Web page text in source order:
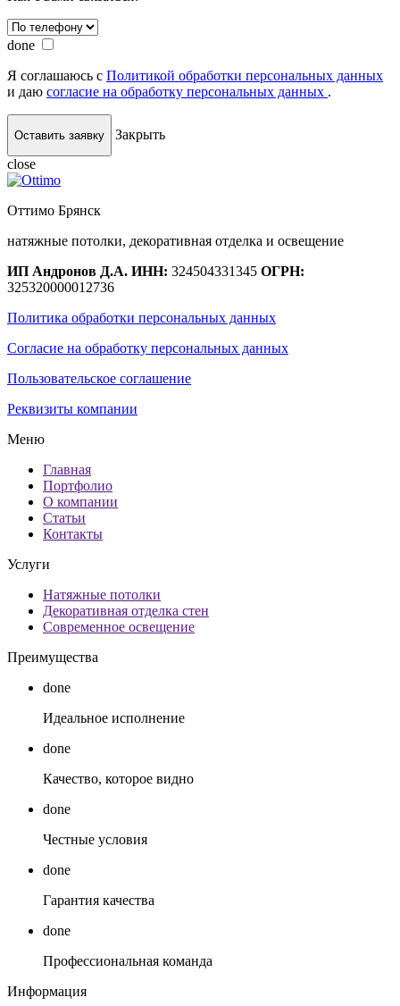
done
Я соглашаюсь с Политикой обработки персональных данных
и даю согласие на обработку персональных данных .
Оставить заявку
Закрыть
close
Оттимо Брянск
натяжные потолки, декоративная отделка и освещение
ИП Андронов Д.А. ИНН: 324504331345 ОГРН:
325320000012736
Политика обработки персональных данных
Согласие на обработку персональных данных
Пользовательское соглашение
Реквизиты компании
Меню
Главная
Портфолио
О компании
Статьи
Контакты
Услуги
Натяжные потолки
Декоративная отделка стен
Современное освещение
Преимущества
done
Идеальное исполнение
done
Качество, которое видно
done
Честные условия
done
Гарантия качества
done
Профессиональная команда
Информация